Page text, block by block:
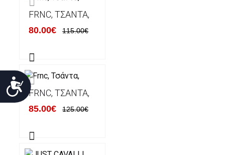
Προσιτότητα
FRNC, ΤΣΆΝΤΑ,
80.00€ 115.00€
FRNC, ΤΣΆΝΤΑ,
85.00€ 125.00€